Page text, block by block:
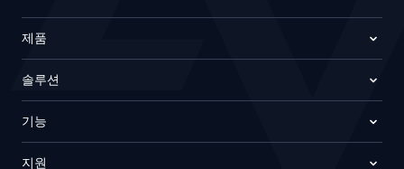
제품
솔루션
기능
지원